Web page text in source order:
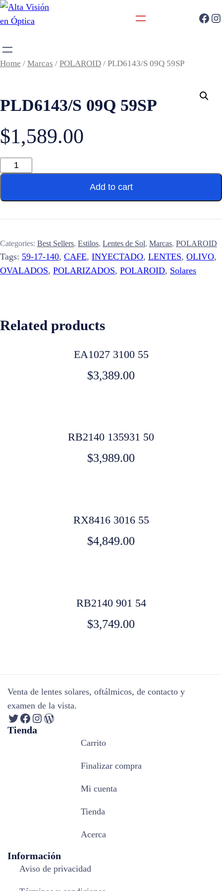
Home / Marcas / POLAROID / PLD6143/S 09Q 59SP
PLD6143/S 09Q 59SP
$1,589.00
Add to cart
Categories: Best Sellers, Estilos, Lentes de Sol, Marcas, POLAROID
Tags: 59-17-140, CAFE, INYECTADO, LENTES, OLIVO,
OVALADOS, POLARIZADOS, POLAROID, Solares
Related products
EA1027 3100 55
$3,389.00
RB2140 135931 50
$3,989.00
RX8416 3016 55
$4,849.00
RB2140 901 54
$3,749.00
Venta de lentes solares, oftálmicos, de contacto y
examen de la vista.
Tienda
Carrito
Finalizar compra
Mi cuenta
Tienda
Acerca
Información
Aviso de privacidad